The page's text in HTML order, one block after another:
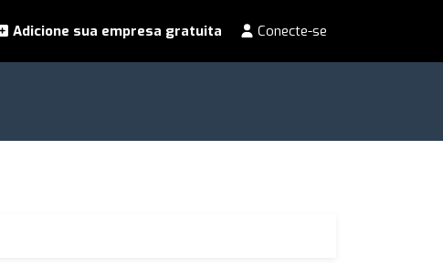
Adicione sua empresa gratuita Conecte-se